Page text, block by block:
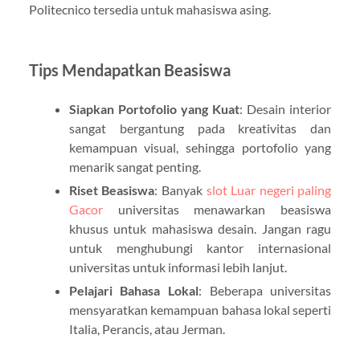
Politecnico tersedia untuk mahasiswa asing.
Tips Mendapatkan Beasiswa
Siapkan Portofolio yang Kuat: Desain interior
sangat bergantung pada kreativitas dan
kemampuan visual, sehingga portofolio yang
menarik sangat penting.
Riset Beasiswa: Banyak slot Luar negeri paling
Gacoruniversitas menawarkan beasiswa
khusus untuk mahasiswa desain. Jangan ragu
untuk menghubungi kantor internasional
universitas untuk informasi lebih lanjut.
Pelajari Bahasa Lokal: Beberapa universitas
mensyaratkan kemampuan bahasa lokal seperti
Italia, Perancis, atau Jerman.